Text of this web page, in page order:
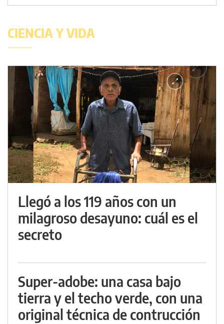
CIENCIA Y VIDA
Llegó a los 119 años con un
milagroso desayuno: cuál es el
secreto
Super-adobe: una casa bajo
tierra y el techo verde, con una
original técnica de contrucción